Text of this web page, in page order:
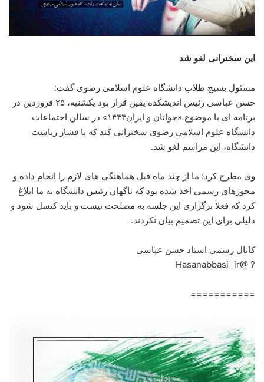
این سخنرانی لغو شد
مسئول بسیج طلاب دانشگاه علوم اسلامی رضوی گفت:
حسن عباسی رئیس اندیشکده یقین قرار بود یکشنبه، ۲۵ فروردین در
برنامه ای با موضوع «جوانان و ایران۱۴۴۴» در سالن اجتماعات
دانشگاه علوم اسلامی رضوی سخنرانی کند که با فشار ریاست
دانشگاه، این مراسم لغو شد.
وی مطرح کرد: ما از چند ماه قبل هماهنگی های لازم را انجام داده و
مجوزهای رسمی اخذ شده بود که ناگهان رئیس دانشگاه به ما ابلاغ
کرد که فعلا برگزاری این جلسه به مصلحت نیست و باید کنسل شود و
دلیلی برای این تصمیم بیان نکردند.
کانال رسمی استاد حسن عباسی
? @Hasanabbasi_ir
===========